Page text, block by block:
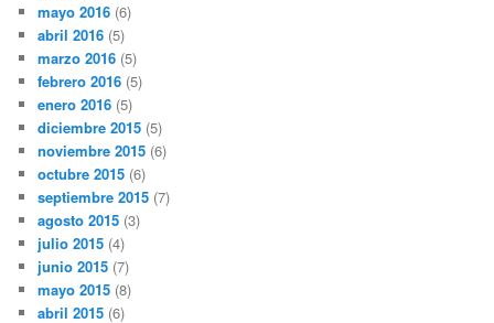
mayo 2016 (6)
abril 2016 (5)
marzo 2016 (5)
febrero 2016 (5)
enero 2016 (5)
diciembre 2015 (5)
noviembre 2015 (6)
octubre 2015 (6)
septiembre 2015 (7)
agosto 2015 (3)
julio 2015 (4)
junio 2015 (7)
mayo 2015 (8)
abril 2015 (6)